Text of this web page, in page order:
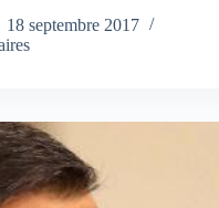
18 septembre 2017